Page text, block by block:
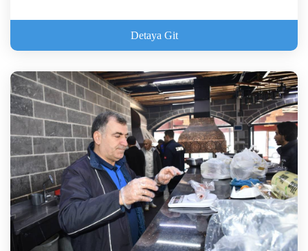
Detaya Git